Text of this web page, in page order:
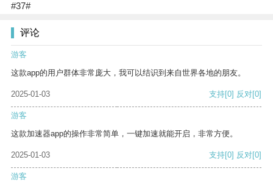
#37#
评论
游客
这款app的用户群体非常庞大，我可以结识到来自世界各地的朋友。
2025-01-03 支持[0] 反对[0]
游客
这款加速器app的操作非常简单，一键加速就能开启，非常方便。
2025-01-03 支持[0] 反对[0]
游客